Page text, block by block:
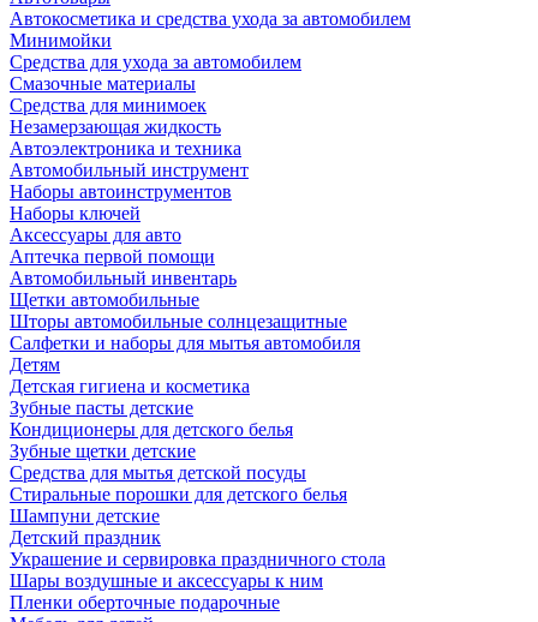
Автокосметика и средства ухода за автомобилем
Минимойки
Средства для ухода за автомобилем
Смазочные материалы
Средства для минимоек
Незамерзающая жидкость
Автоэлектроника и техника
Автомобильный инструмент
Наборы автоинструментов
Наборы ключей
Аксессуары для авто
Аптечка первой помощи
Автомобильный инвентарь
Щетки автомобильные
Шторы автомобильные солнцезащитные
Салфетки и наборы для мытья автомобиля
Детям
Детская гигиена и косметика
Зубные пасты детские
Кондиционеры для детского белья
Зубные щетки детские
Средства для мытья детской посуды
Стиральные порошки для детского белья
Шампуни детские
Детский праздник
Украшение и сервировка праздничного стола
Шары воздушные и аксессуары к ним
Пленки оберточные подарочные